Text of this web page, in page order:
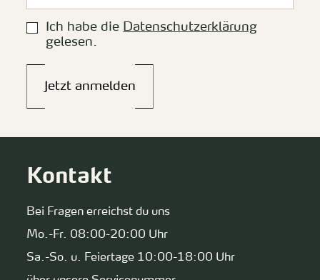
Ich habe die Datenschutzerklärung
gelesen.
Jetzt anmelden
Kontakt
Bei Fragen erreichst du uns
Mo.-Fr. 08:00-20:00 Uhr
Sa.-So. u. Feiertage 10:00-18:00 Uhr